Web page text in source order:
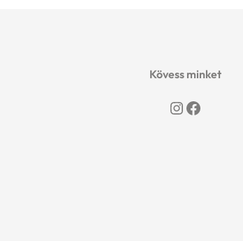
Kövess minket
Instagram